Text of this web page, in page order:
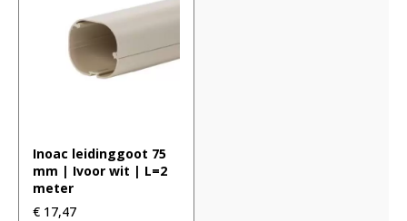
Inoac leidinggoot 75
mm | Ivoor wit | L=2
meter
€ 17,47